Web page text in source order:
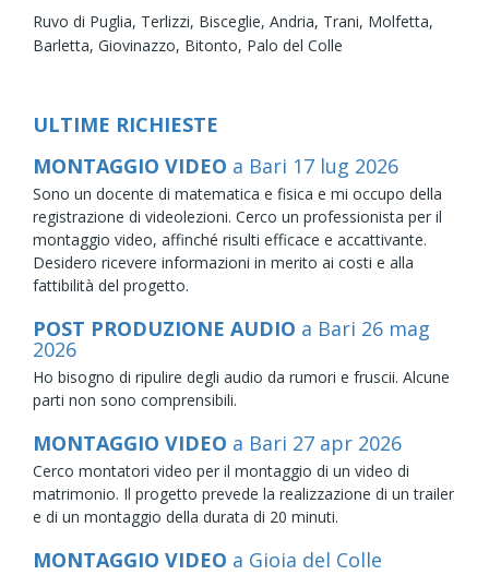
Ruvo di Puglia, Terlizzi, Bisceglie, Andria, Trani, Molfetta,
Barletta, Giovinazzo, Bitonto, Palo del Colle
ULTIME RICHIESTE
MONTAGGIO VIDEO a Bari 17 lug 2026
Sono un docente di matematica e fisica e mi occupo della
registrazione di videolezioni. Cerco un professionista per il
montaggio video, affinché risulti efficace e accattivante.
Desidero ricevere informazioni in merito ai costi e alla
fattibilità del progetto.
POST PRODUZIONE AUDIO a Bari 26 mag
2026
Ho bisogno di ripulire degli audio da rumori e fruscii. Alcune
parti non sono comprensibili.
MONTAGGIO VIDEO a Bari 27 apr 2026
Cerco montatori video per il montaggio di un video di
matrimonio. Il progetto prevede la realizzazione di un trailer
e di un montaggio della durata di 20 minuti.
MONTAGGIO VIDEO a Gioia del Colle